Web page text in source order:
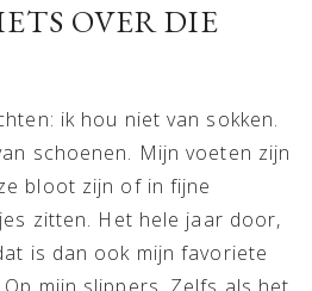
OVER DIE
ik hou niet van sokken.
schoenen. Mijn voeten zijn
bloot zijn of in fijne
zitten. Het hele jaar door,
is dan ook mijn favoriete